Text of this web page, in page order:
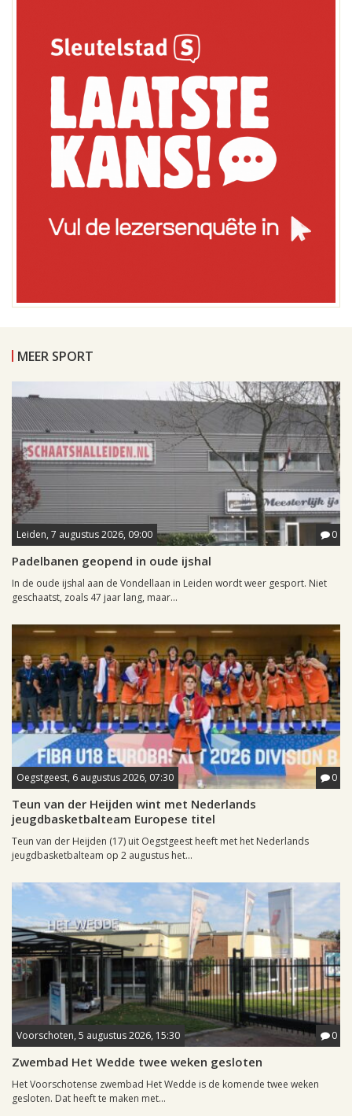
MEER SPORT
Leiden, 7 augustus 2026, 09:00 0
Padelbanen geopend in oude ijshal
In de oude ijshal aan de Vondellaan in Leiden wordt weer gesport. Niet
geschaatst, zoals 47 jaar lang, maar...
Oegstgeest, 6 augustus 2026, 07:30 0
Teun van der Heijden wint met Nederlands
jeugdbasketbalteam Europese titel
Teun van der Heijden (17) uit Oegstgeest heeft met het Nederlands
jeugdbasketbalteam op 2 augustus het...
Voorschoten, 5 augustus 2026, 15:30 0
Zwembad Het Wedde twee weken gesloten
Het Voorschotense zwembad Het Wedde is de komende twee weken
gesloten. Dat heeft te maken met...